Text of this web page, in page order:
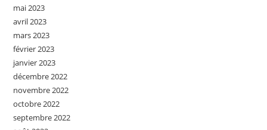
mai 2023
avril 2023
mars 2023
février 2023
janvier 2023
décembre 2022
novembre 2022
octobre 2022
septembre 2022